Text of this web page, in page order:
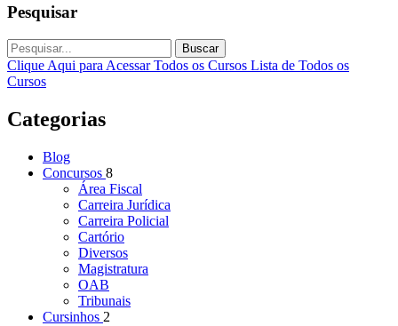
Pesquisar
Buscar
Clique Aqui para Acessar Todos os Cursos Lista de Todos os
Cursos
Categorias
Blog
Concursos 8
Área Fiscal
Carreira Jurídica
Carreira Policial
Cartório
Diversos
Magistratura
OAB
Tribunais
Cursinhos 2